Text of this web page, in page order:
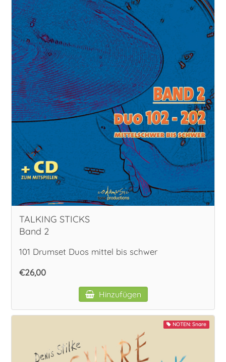
TALKING STICKS
Band 2
101 Drumset Duos mittel bis schwer
€26,00
Hinzufügen
NOTEN: Snare